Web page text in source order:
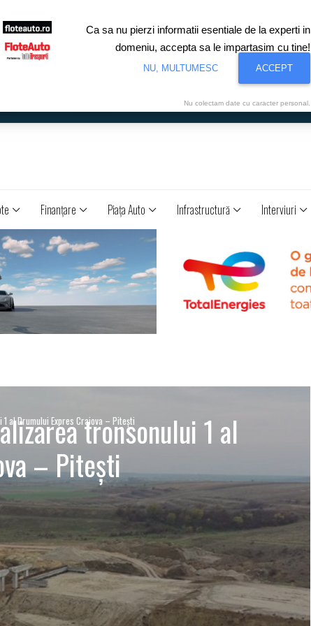
Finanţare Piaţa Auto Infrastructură Interviuri
al Drumului Expres Craiova – Piteștitronsonului 1 al
– Pitești
Ca sa nu pierzi informatii esentiale de la experti in
domeniu, accepta sa le impartasim cu tine!
NU, MULTUMESC ACCEPT
Nu colectam date cu caracter personal.